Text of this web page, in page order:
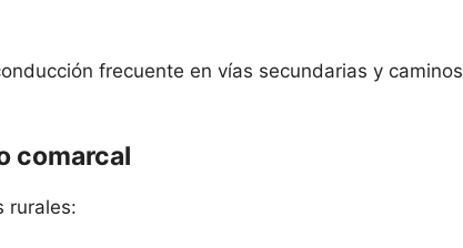
frecuente en vías secundarias y caminos
comarcal
rurales: